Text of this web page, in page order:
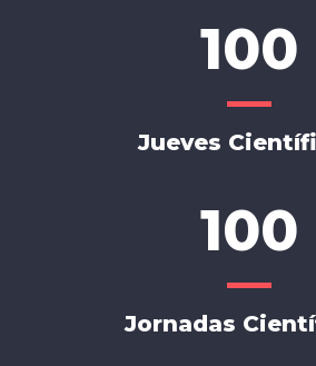
100
Jueves
100
Jornadas